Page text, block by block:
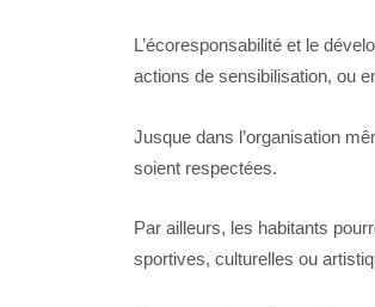
L’écoresponsabilité et le
actions de sensibilisation, ou
Jusque dans l’organisation
soient respectées.
Par ailleurs, les habitants
sportives, culturelles ou